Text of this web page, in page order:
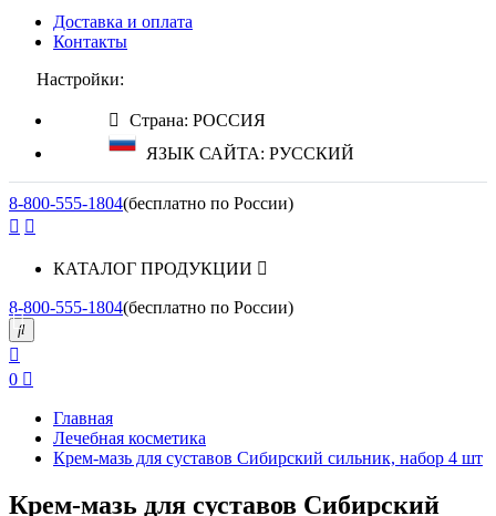
Доставка и оплата
Контакты
Настройки:
Страна: РОССИЯ
ЯЗЫК САЙТА: РУССКИЙ
8-800-555-1804(бесплатно по России)
КАТАЛОГ ПРОДУКЦИИ
8-800-555-1804(бесплатно по России)
0
Главная
Лечебная косметика
Крем-мазь для суставов Сибирский сильник, набор 4 шт
Крем-мазь для суставов Сибирский